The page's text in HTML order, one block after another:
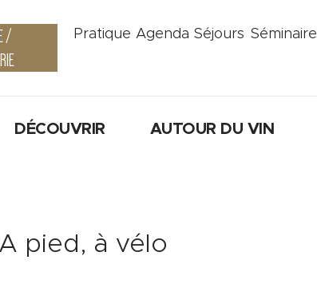
/
Pratique Agenda Séjours Séminaire
DÉCOUVRIR AUTOUR DU VIN
A pied, à vélo